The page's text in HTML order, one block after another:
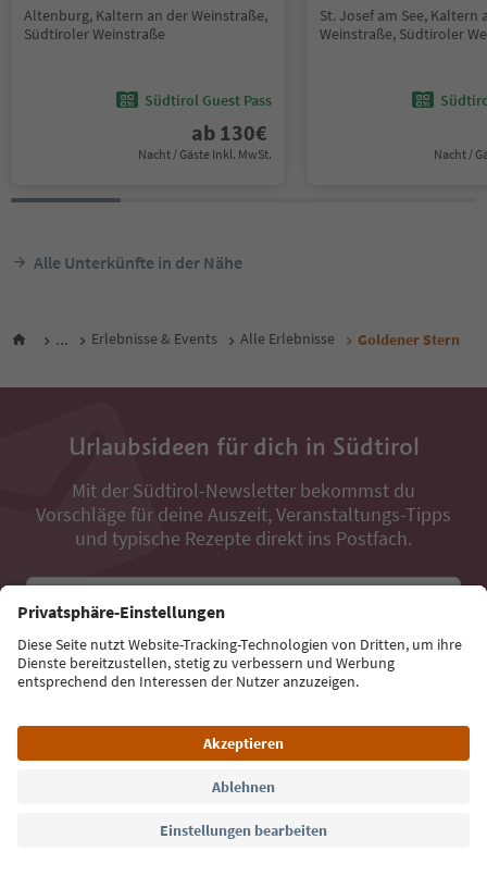
Altenburg, Kaltern an der Weinstraße,
Südtiroler Weinstraße
Südtirol Guest Pass
ab 130€
Nacht / Gäste Inkl. MwSt.
St. Josef am See, Kaltern
Weinstraße, Südtiroler
Nacht /
Alle Unterkünfte in der Nähe
... Erlebnisse & Events Alle Erlebnisse Goldener Stern
Urlaubsideen für dich in Südtirol
Mit der Südtirol-Newsletter bekommst du
Vorschläge für deine Auszeit, Veranstaltungs-Tipps
und typische Rezepte direkt ins Postfach.
E-Mail Adresse
Jetzt anmelden